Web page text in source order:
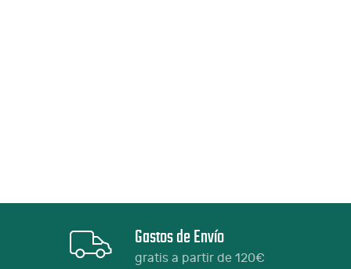
Gastos de Envío
gratis a partir de 120€